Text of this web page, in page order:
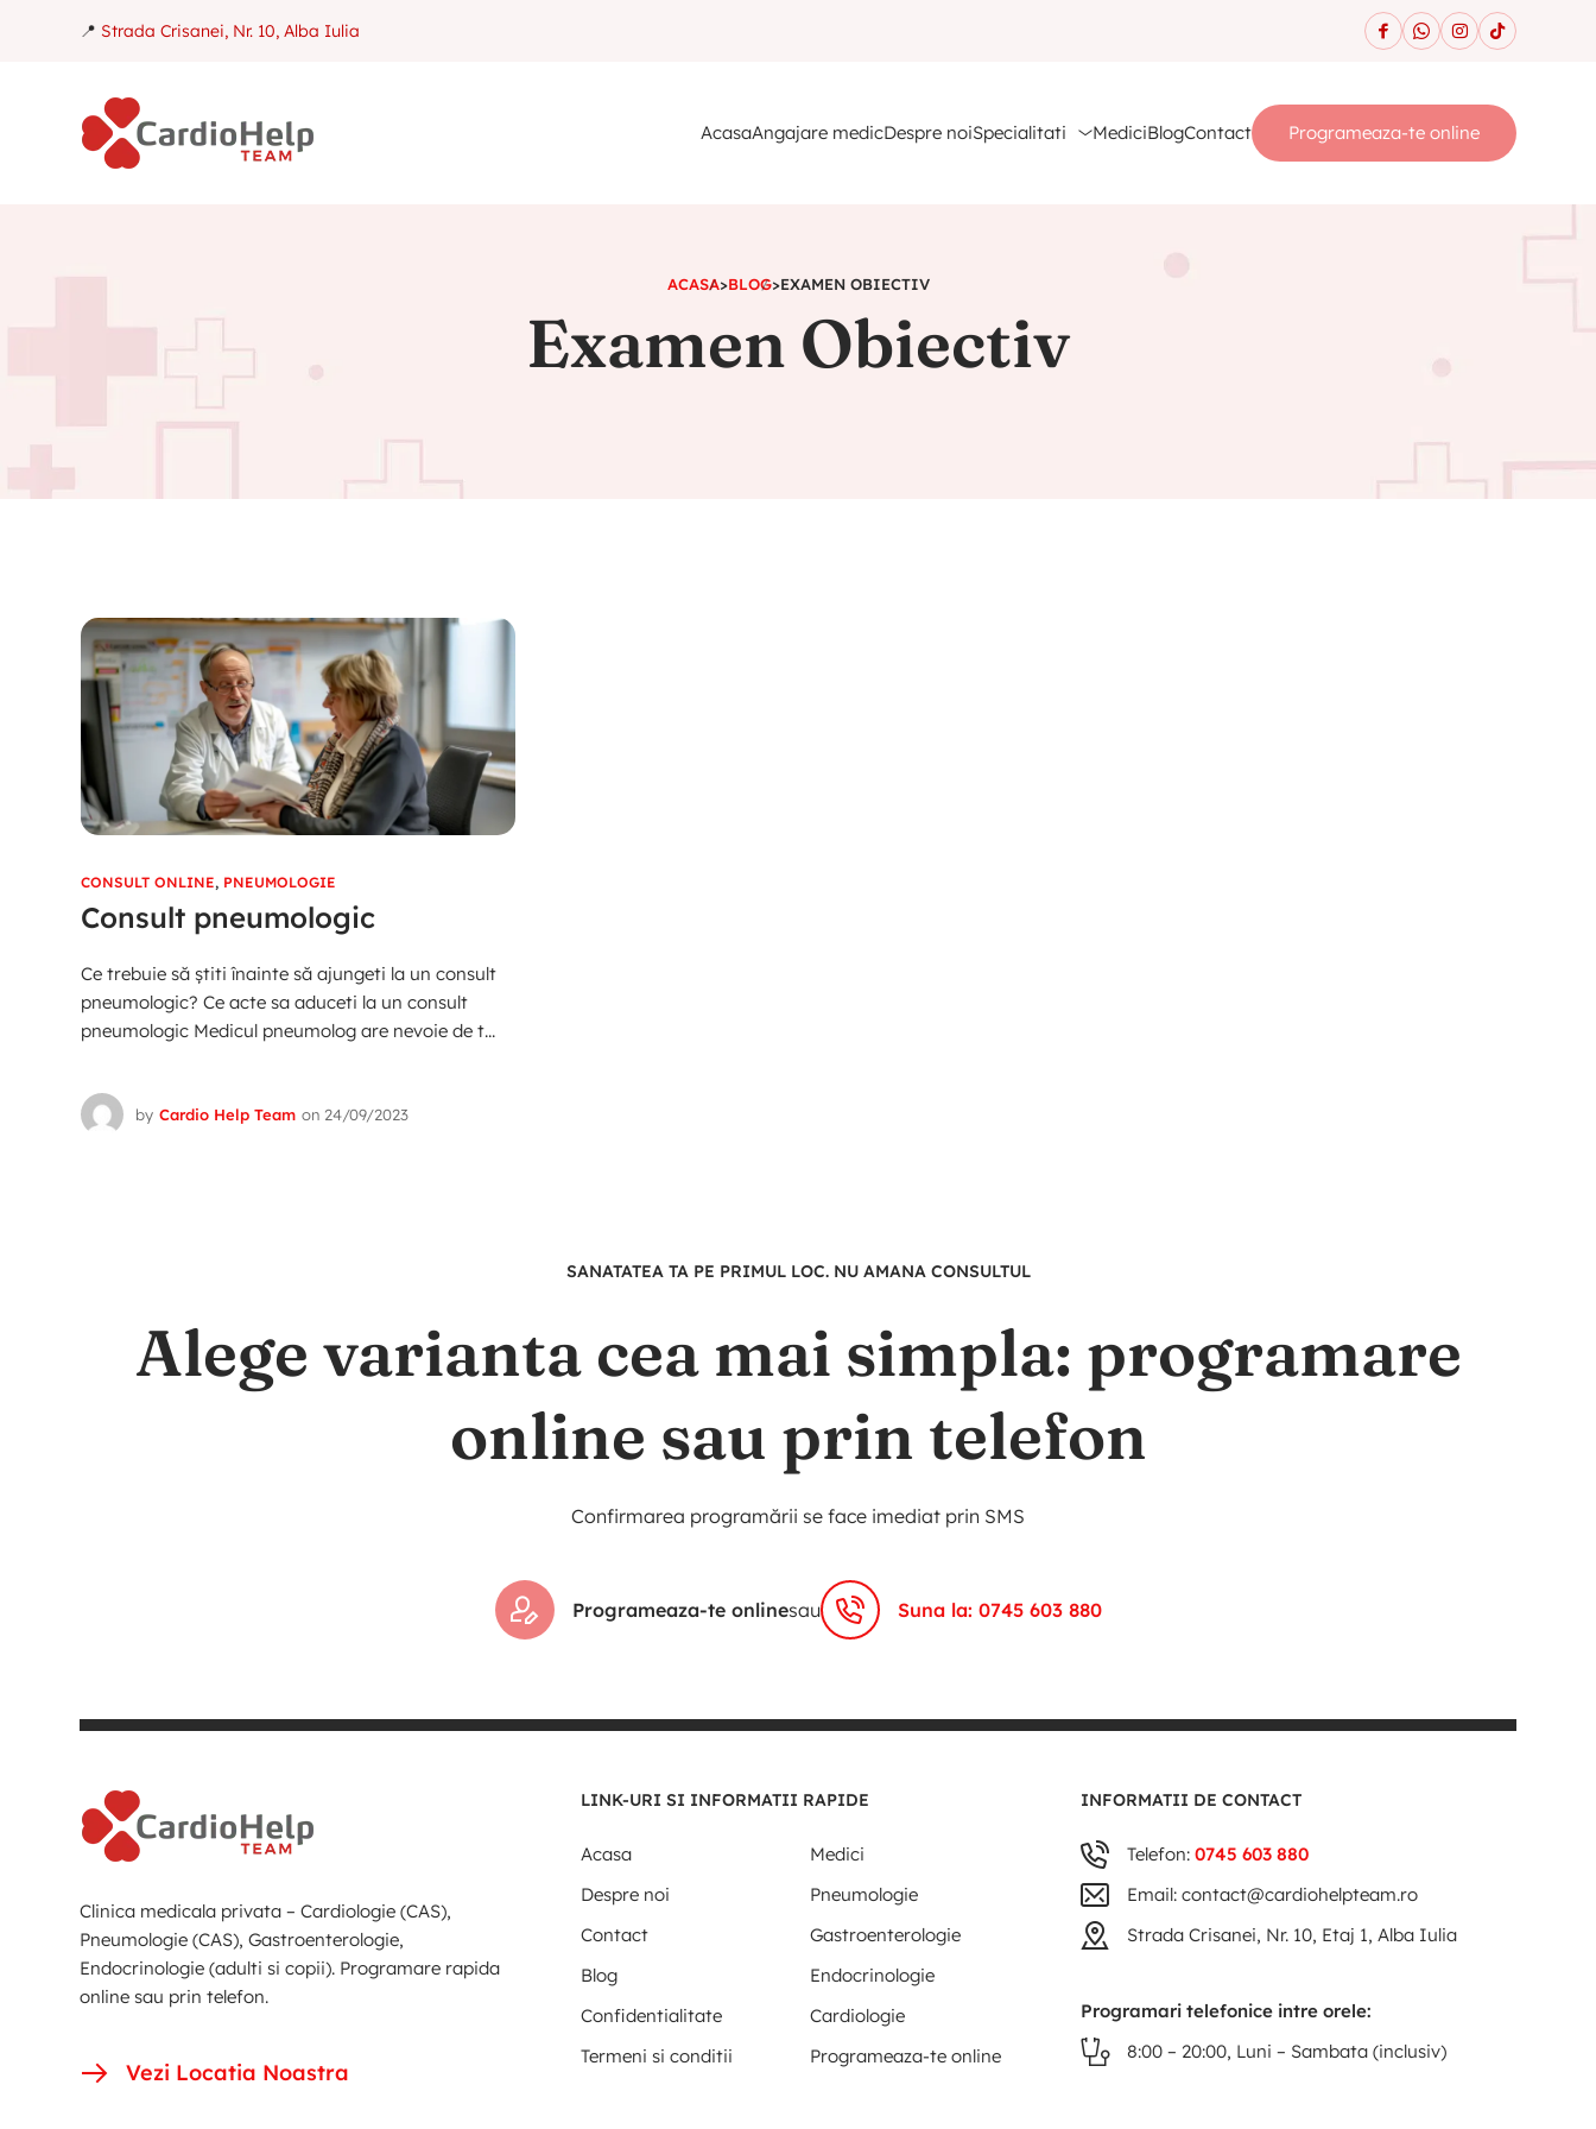
📍 Strada Crisanei, Nr. 10, Alba Iulia
AcasaAngajare medicDespre noiSpecialitati MediciBlogContact Programeaza-te online
ACASA>BLOG>EXAMEN OBIECTIV
Examen Obiectiv
CONSULT ONLINE, PNEUMOLOGIE
Consult pneumologic
Ce trebuie să știti înainte să ajungeti la un consult
pneumologic? Ce acte sa aduceti la un consult
pneumologic Medicul pneumolog are nevoie de t...
by Cardio Help Team on 24/09/2023
SANATATEA TA PE PRIMUL LOC. NU AMANA CONSULTUL
Alege varianta cea mai simpla: programare
online sau prin telefon
Confirmarea programării se face imediat prin SMS
Programeaza-te onlinesau Suna la: 0745 603 880
Clinica medicala privata – Cardiologie (CAS),
Pneumologie (CAS), Gastroenterologie,
Endocrinologie (adulti si copii). Programare rapida
online sau prin telefon.
Vezi Locatia Noastra
LINK-URI SI INFORMATII RAPIDE
Acasa
Medici
Despre noi
Pneumologie
Contact
Gastroenterologie
Blog
Endocrinologie
Confidentialitate
Cardiologie
Termeni si conditii
Programeaza-te online
INFORMATII DE CONTACT
Telefon:0745 603 880
Email: contact@cardiohelpteam.ro
Strada Crisanei, Nr. 10, Etaj 1, Alba Iulia
Programari telefonice intre orele:
8:00 – 20:00, Luni – Sambata (inclusiv)